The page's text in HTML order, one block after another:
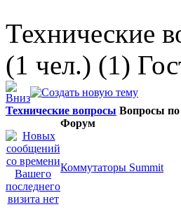
Технические
(1 чел.) (1)
Технические вопросы Вопросы по
Форум
Коммутаторы Summit